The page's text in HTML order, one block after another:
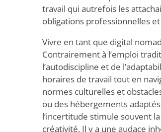
travail qui autrefois les
obligations professionnelles
Vivre en tant que digital
Contrairement à l’emploi
l’autodiscipline et de
horaires de travail tout en
normes culturelles et
ou des hébergements
l’incertitude stimule souvent
créativité. Il y a une audace